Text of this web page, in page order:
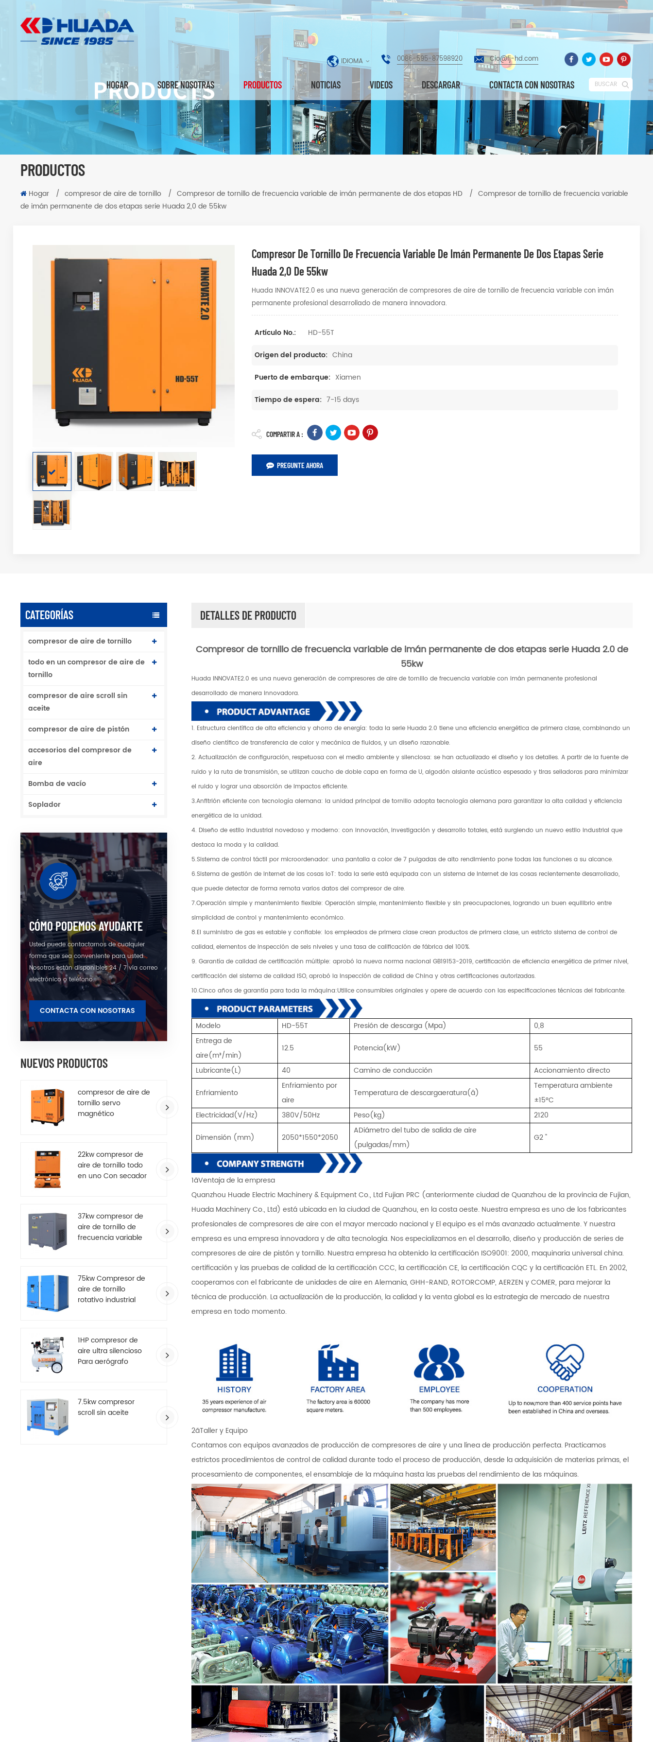
IDIOMA 0086-595-87598920 Cio@fj-hd.com
HOGAR SOBRE NOSOTRAS PRODUCTOS NOTICIAS VIDEOS DESCARGAR CONTACTA CON NOSOTRAS BUSCAR
PRODUCTOS
Hogar / compresor de aire de tornillo / Compresor de tornillo de frecuencia variable de imán permanente de dos etapas HD / Compresor de tornillo de frecuencia variable
de imán permanente de dos etapas serie Huada 2,0 de 55kw
Compresor De Tornillo De Frecuencia Variable De Imán Permanente De Dos Etapas Serie
Huada 2,0 De 55kw
Huada INNOVATE2.0 es una nueva generación de compresores de aire de tornillo de frecuencia variable con imán
permanente profesional desarrollado de manera innovadora.
Artículo No.: HD-55T
Origen del producto: China
Puerto de embarque: Xiamen
Tiempo de espera: 7-15 days
COMPARTIR A :
PREGUNTE AHORA
CATEGORÍAS
compresor de aire de tornillo
todo en un compresor de aire de
tornillo
compresor de aire scroll sin
aceite
compresor de aire de pistón
accesorios del compresor de
aire
Bomba de vacío
Soplador
CÓMO PODEMOS AYUDARTE
Usted puede contactarnos de cualquier
forma que sea conveniente para usted.
Nosotros están disponibles 24 / 7 vía correo
electrónico o teléfono.
CONTACTA CON NOSOTRAS
NUEVOS PRODUCTOS
compresor de aire de
tornillo servo
magnético
22kw compresor de
aire de tornillo todo
en uno Con secador
37kw compresor de
aire de tornillo de
frecuencia variable
75kw Compresor de
aire de tornillo
rotativo industrial
1HP compresor de
aire ultra silencioso
Para aerógrafo
7.5kw compresor
scroll sin aceite
DETALLES DE PRODUCTO
Compresor de tornillo de frecuencia variable de imán permanente de dos etapas serie Huada 2.0 de
55kw
Huada INNOVATE2.0 es una nueva generación de compresores de aire de tornillo de frecuencia variable con imán permanente profesional
desarrollado de manera innovadora.
1. Estructura científica de alta eficiencia y ahorro de energía: toda la serie Huada 2.0 tiene una eficiencia energética de primera clase, combinando un
diseño científico de transferencia de calor y mecánica de fluidos, y un diseño razonable.
2. Actualización de configuración, respetuosa con el medio ambiente y silenciosa: se han actualizado el diseño y los detalles. A partir de la fuente de
ruido y la ruta de transmisión, se utilizan caucho de doble capa en forma de U, algodón aislante acústico espesado y tiras selladoras para minimizar
el ruido y lograr una absorción de impactos eficiente.
3.Anfitrión eficiente con tecnología alemana: la unidad principal de tornillo adopta tecnología alemana para garantizar la alta calidad y eficiencia
energética de la unidad.
4. Diseño de estilo industrial novedoso y moderno: con innovación, investigación y desarrollo totales, está surgiendo un nuevo estilo industrial que
destaca la moda y la calidad.
5.Sistema de control táctil por microordenador: una pantalla a color de 7 pulgadas de alto rendimiento pone todas las funciones a su alcance.
6.Sistema de gestión de Internet de las cosas IoT: toda la serie está equipada con un sistema de Internet de las cosas recientemente desarrollado,
que puede detectar de forma remota varios datos del compresor de aire.
7.Operación simple y mantenimiento flexible: Operación simple, mantenimiento flexible y sin preocupaciones, logrando un buen equilibrio entre
simplicidad de control y mantenimiento económico.
8.El suministro de gas es estable y confiable: los empleados de primera clase crean productos de primera clase, un estricto sistema de control de
calidad, elementos de inspección de seis niveles y una tasa de calificación de fábrica del 100%.
9. Garantía de calidad de certificación múltiple: aprobó la nueva norma nacional GB19153-2019, certificación de eficiencia energética de primer nivel,
certificación del sistema de calidad ISO, aprobó la inspección de calidad de China y otras certificaciones autorizadas.
10.Cinco años de garantía para toda la máquina:Utilice consumibles originales y opere de acuerdo con las especificaciones técnicas del fabricante.
Modelo HD-55T Presión de descarga (Mpa)
0,8
Entrega de
aire(m³/min)
12.5 Potencia(kW)
55
Lubricante(L)
40 Camino de conducción
Accionamiento directo
Enfriamiento
Enfriamiento por
aire
Temperatura de descargaeratura(â)
Temperatura ambiente
±15°C
Electricidad(V/Hz)
380V/50Hz Peso(kg)
2120
Dimensión (mm)
2050*1550*2050
ADiámetro del tubo de salida de aire
(pulgadas/mm)
G2 "
1ãVentaja de la empresa
Quanzhou Huade Electric Machinery & Equipment Co., Ltd Fujian PRC (anteriormente ciudad de Quanzhou de la provincia de Fujian,
Huada Machinery Co., Ltd) está ubicada en la ciudad de Quanzhou, en la costa oeste. Nuestra empresa es uno de los fabricantes
profesionales de compresores de aire con el mayor mercado nacional y El equipo es el más avanzado actualmente. Y nuestra
empresa es una empresa innovadora y de alta tecnología. Nos especializamos en el desarrollo, diseño y producción de series de
compresores de aire de pistón y tornillo. Nuestra empresa ha obtenido la certificación ISO9001: 2000, maquinaria universal china.
certificación y las pruebas de calidad de la certificación CCC, la certificación CE, la certificación CQC y la certificación ETL. En 2002,
cooperamos con el fabricante de unidades de aire en Alemania, GHH-RAND, ROTORCOMP, AERZEN y COMER, para mejorar la
técnica de producción. La actualización de la producción, la calidad y la venta global es la estrategia de mercado de nuestra
empresa en todo momento.
2ãTaller y Equipo
Contamos con equipos avanzados de producción de compresores de aire y una línea de producción perfecta. Practicamos
estrictos procedimientos de control de calidad durante todo el proceso de producción, desde la adquisición de materias primas, el
procesamiento de componentes, el ensamblaje de la máquina hasta las pruebas del rendimiento de las máquinas.